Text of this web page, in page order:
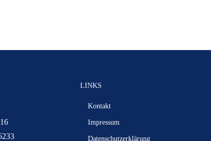
LINKS
Kontakt
Impressum
Datenschutzerklärung